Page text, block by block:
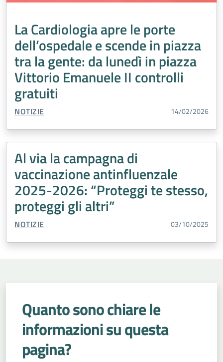
La Cardiologia apre le porte
dell’ospedale e scende in piazza
tra la gente: da lunedì in piazza
Vittorio Emanuele II controlli
gratuiti
TIPO CONTENUTO:
NOTIZIE 14/02/2026
Al via la campagna di
vaccinazione antinfluenzale
2025-2026: “Proteggi te stesso,
proteggi gli altri”
TIPO CONTENUTO:
NOTIZIE 03/10/2025
Quanto sono chiare le
informazioni su questa
pagina?